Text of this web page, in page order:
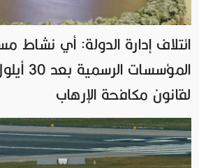
ائتلاف إدارة الدولة: أي نشاط
المؤسسات
لقانون مكافحة الإرهاب